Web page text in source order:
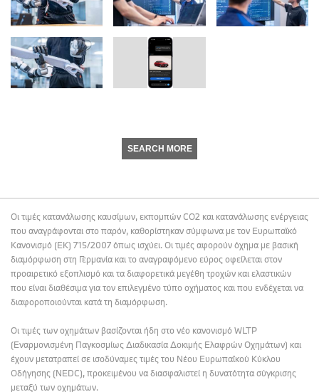
SEARCH MORE
Οι τιμές κατανάλωσης καυσίμων, εκπομπών CO2 και κατανάλωσης ενέργειας
που αναγράφονται στο παρόν, καθορίστηκαν σύμφωνα με τον Ευρωπαϊκό
Κανονισμό (ΕΚ) 715/2007 όπως ισχύει. Οι τιμές αφορούν όχημα με βασική
διαμόρφωση στη Γερμανία και το αναγραφόμενο εύρος οφείλεται στον
προαιρετικό εξοπλισμό και τα διαφορετικά μεγέθη τροχών και ελαστικών
που είναι διαθέσιμα για τον επιλεγμένο τύπο οχήματος και που ενδέχεται να
διαφοροποιούνται κατά τη διαμόρφωση.
Οι τιμές των οχημάτων βασίζονται ήδη στο νέο κανονισμό WLTP
(Εναρμονισμένη Παγκοσμίως Διαδικασία Δοκιμής Ελαφρών Οχημάτων) και
έχουν μετατραπεί σε ισοδύναμες τιμές του Νέου Ευρωπαϊκού Κύκλου
Οδήγησης (NEDC), προκειμένου να διασφαλιστεί η δυνατότητα σύγκρισης
μεταξύ των οχημάτων.